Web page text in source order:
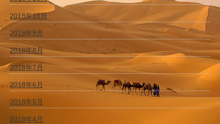
2018年10月
2018年9月
2018年8月
2018年7月
2018年6月
2018年5月
2018年4月